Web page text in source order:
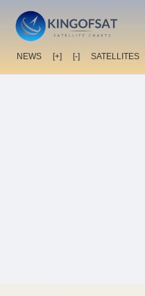
NEWS [+] [-] SATELLITES